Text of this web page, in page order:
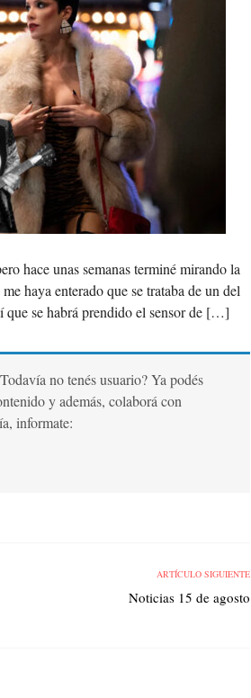
hace unas semanas terminé mirando la
haya enterado que se trataba de un del
que se habrá prendido el sensor de […]
no tenés usuario? Ya podés
y además, colaborá con
informate:
ARTÍCULO SIGUIENTE
Noticias 15 de agosto